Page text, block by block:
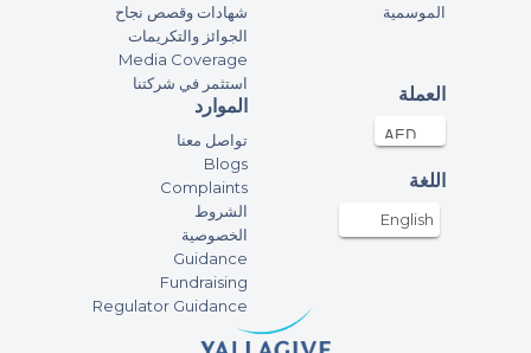
Nabil & Yasmine
500AED
21-Jun-2025
Nicholas Cameron
200AED
Cooper bae
شهادات وقصص نجاح
الجوائز والتكريمات
Media Coverage
استثمر في شركتنا
الموسمية
الموارد
تواصل معنا
Blogs
Complaints
الشروط
الخصوصية
Guidance
Fundraising
Regulator Guidance
العملة
اللغة
English